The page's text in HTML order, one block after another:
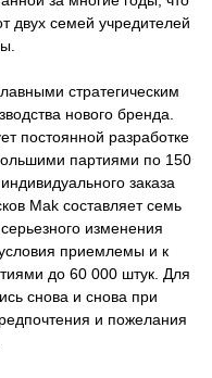
двух семей учредителей
стратегическим
нового бренда.
постоянной разработке
партиями по 150
заказа
Mak составляет семь
изменения
приемлемы и к
до 60 000 штук. Для
снова и снова при
и пожелания